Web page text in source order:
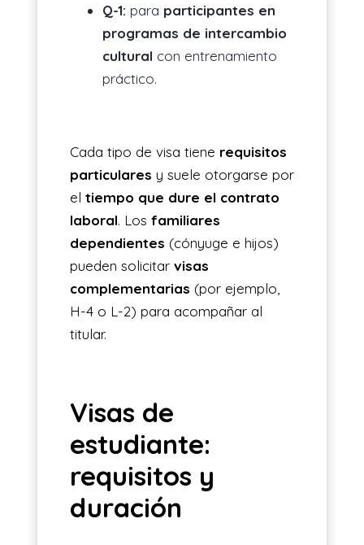
Q-1: para participantes en
programas de intercambio
cultural con entrenamiento
práctico.
Cada tipo de visa tiene requisitos
particulares y suele otorgarse por
el tiempo que dure el contrato
laboral. Los familiares
dependientes (cónyuge e hijos)
pueden solicitar visas
complementarias (por ejemplo,
H-4 o L-2) para acompañar al
titular.
Visas de
estudiante:
requisitos y
duración